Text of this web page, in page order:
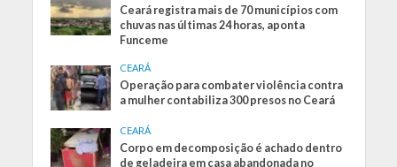
Ceará registra mais de 70 municípios com
chuvas nas últimas 24 horas, aponta
Funceme
CEARÁ
Operação para combater violência contra
a mulher contabiliza 300 presos no Ceará
CEARÁ
Corpo em decomposição é achado dentro
de geladeira em casa abandonada no